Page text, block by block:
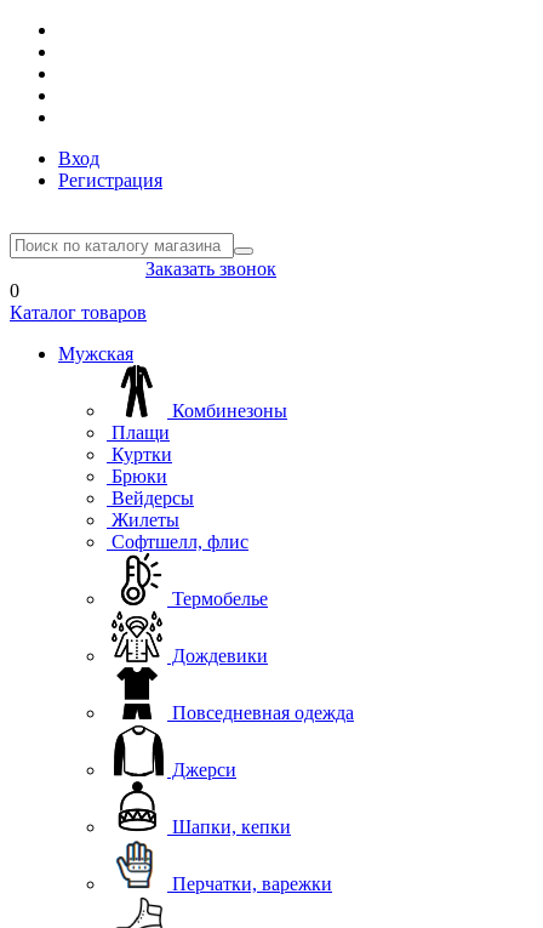
Вход
Регистрация
Заказать звонок
0
Каталог товаров
Мужская
Комбинезоны
Плащи
Куртки
Брюки
Вейдерсы
Жилеты
Софтшелл, флис
Термобелье
Дождевики
Повседневная одежда
Джерси
Шапки, кепки
Перчатки, варежки